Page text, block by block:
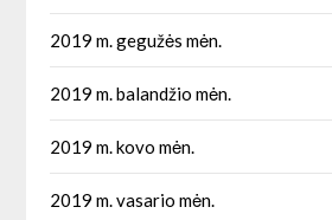
2019 m. gegužės mėn.
2019 m. balandžio mėn.
2019 m. kovo mėn.
2019 m. vasario mėn.